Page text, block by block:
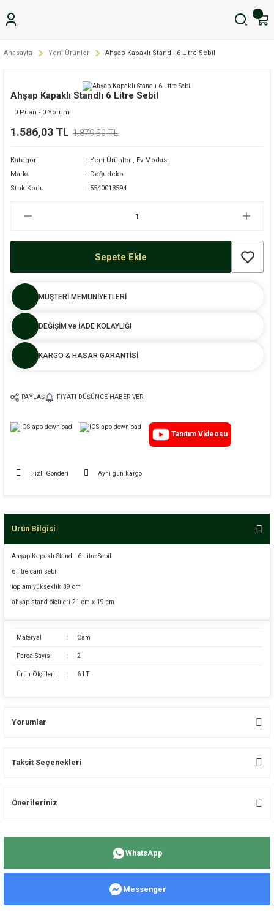
Anasayfa Yeni Ürünler Ahşap Kapaklı Standlı 6 Litre Sebil
Ahşap Kapaklı Standlı 6 Litre Sebil
0 Puan - 0 Yorum
1.586,03 TL 1.879,50 TL
Kategori Yeni Ürünler , Ev Modası
Marka
Doğudeko
Stok Kodu
5540013594
Sepete Ekle
MÜŞTERİ MEMUNİYETLERİ
DEĞİŞİM ve İADE KOLAYLIĞI
KARGO & HASAR GARANTİSİ
PAYLAŞ FIYATI DÜŞÜNCE HABER VER
Tanıtım Videosu
Hızlı Gönderi Aynı gün kargo
Ürün Bilgisi
Ahşap Kapaklı Standlı 6 Litre Sebil
6 litre cam sebil
toplam yükseklik 39 cm
ahşap stand ölçüleri 21 cm x 19 cm
Materyal : Cam
Parça Sayısı : 2
Ürün Ölçüleri : 6 LT
Yorumlar
Taksit Seçenekleri
Önerileriniz
Ürün resmi kalitesiz, bozuk veya görüntülenemiyor.
WhatsApp
Messenger